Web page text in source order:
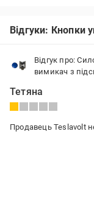
Відгуки: Кнопки
Відгук про:
вимикач з
Тетяна
Продавець Teslavolt